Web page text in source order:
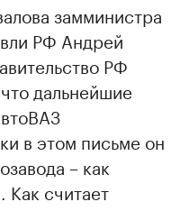
замминистра
РФ Андрей
РФ
дальнейшие
в этом письме он
– как
Как считает